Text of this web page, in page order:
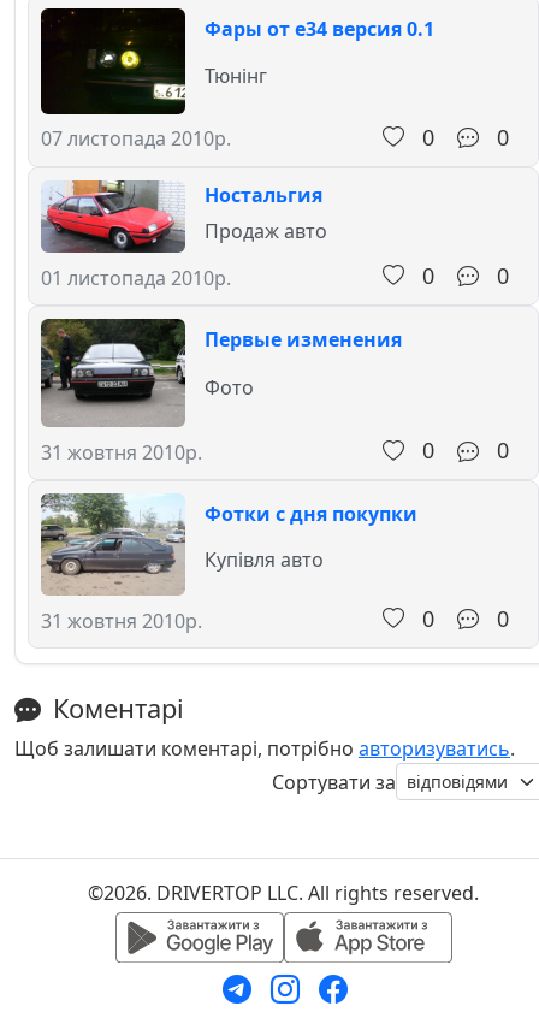
Фары от е34 версия 0.1
07 листопада 2010р.
Тюнінг
0 0
Ностальгия
01 листопада 2010р.
Продаж авто
0 0
Первые изменения
31 жовтня 2010р.
Фото
0 0
Фотки с дня покупки
31 жовтня 2010р.
Купівля авто
0 0
Коментарі
Щоб залишати коментарі, потрібно авторизуватись.
Сортувати за
©2026. DRIVERTOP LLC. All rights reserved.